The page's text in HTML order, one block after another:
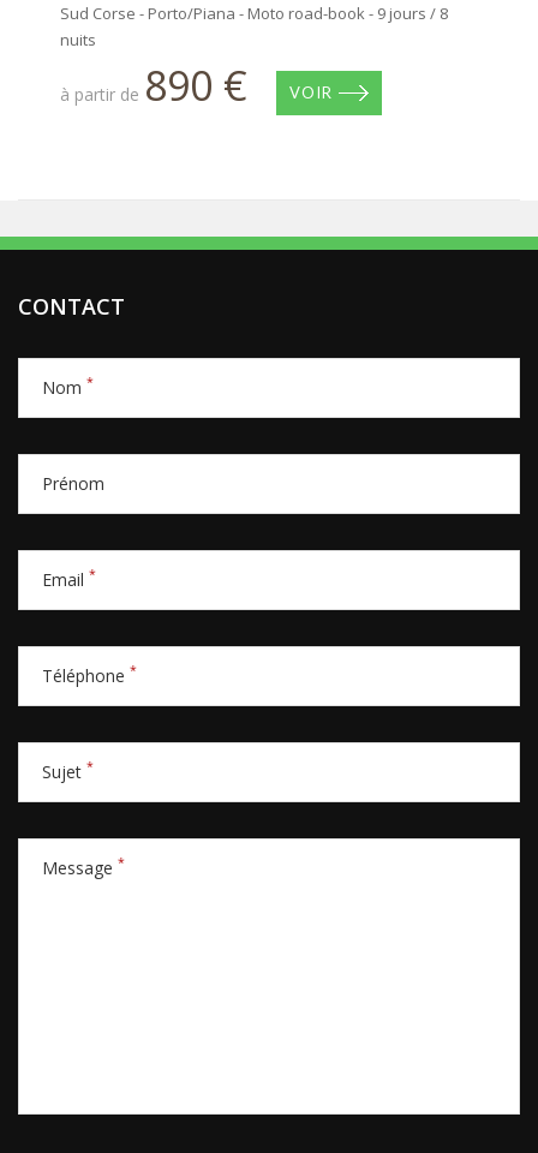
Sud Corse - Porto/Piana - Moto road-book - 9 jours / 8
nuits
à partir de 890 € VOIR
CONTACT
Nom *
Prénom
Email *
Téléphone *
Sujet *
Message *